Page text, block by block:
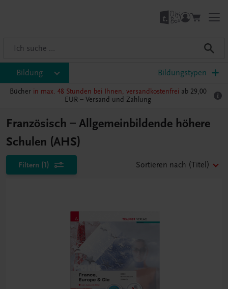
Bildung Bildungstypen
Bücher in max. 48 Stunden bei Ihnen, versandkostenfrei ab 29,00
EUR – Versand und Zahlung
Französisch – Allgemeinbildende höhere
Schulen (AHS)
Filtern (1) Sortieren nach (Titel)